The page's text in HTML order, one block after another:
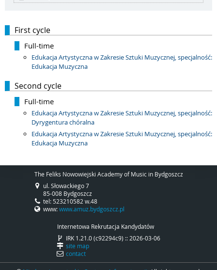
First cycle
Full-time
Edukacja Artystyczna w Zakresie Sztuki Muzycznej, specjalność:
Edukacja Muzyczna
Second cycle
Full-time
Edukacja Artystyczna w Zakresie Sztuki Muzycznej, specjalność:
Dyrygentura chóralna
Edukacja Artystyczna w Zakresie Sztuki Muzycznej, specjalność:
Edukacja Muzyczna
The Feliks Nowowiejski Academy of Music in Bydgoszcz
ul. Słowackiego 7
85-008 Bydgoszcz
tel: 523210582 w.48
www:www.amuz.bydgoszcz.pl
Internetowa Rekrutacja Kandydatów
IRK 1.21.0 (c92294c9) :: 2026-03-06
site map
contact